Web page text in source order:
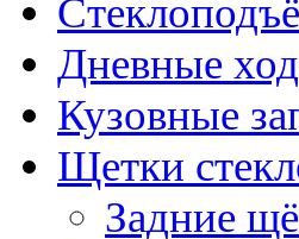
Дневные
Кузовные
Щетки
Задние